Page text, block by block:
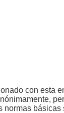
con esta
normas